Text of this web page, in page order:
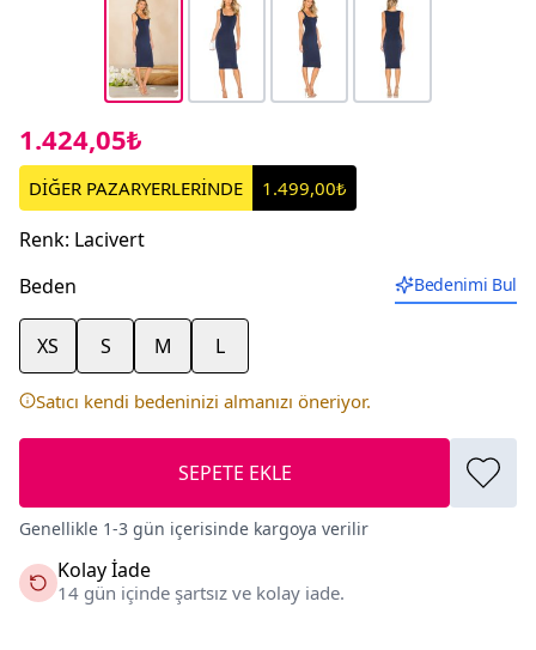
1.424,05₺
DİĞER PAZARYERLERİNDE 1.499,00₺
Renk: Lacivert
Beden
Bedenimi Bul
XS S M L
Satıcı kendi bedeninizi almanızı öneriyor.
SEPETE EKLE
Genellikle 1-3 gün içerisinde kargoya verilir
Kolay İade
14 gün içinde şartsız ve kolay iade.